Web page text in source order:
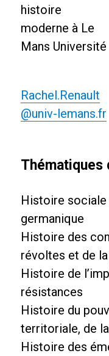
histoire
moderne à Le
Mans Université
Rachel.Renault
@univ-lemans.fr
Thématiques
Histoire sociale
germanique
Histoire des
révoltes et de
Histoire de
résistances
Histoire du
territoriale, de
Histoire des